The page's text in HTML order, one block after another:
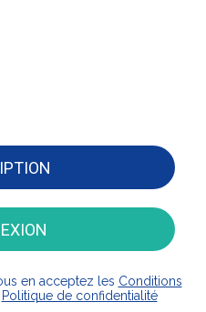
en acceptez les Conditions
Politique de confidentialité